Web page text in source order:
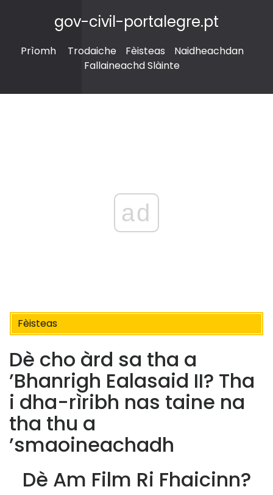
gov-civil-portalegre.pt
Prìomh Trodaiche Fèisteas
Naidheachdan
Fallaineachd Slàinte
ad
Fèisteas
Dè cho àrd sa tha a
’Bhanrigh Ealasaid II? Tha
i dha-rìribh nas taine na
tha thu a
’smaoineachadh
Dè Am Film Ri Fhaicinn?